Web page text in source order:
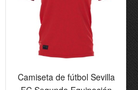
(Camiseta+Pantalón
Camiseta de fútbol Sevilla